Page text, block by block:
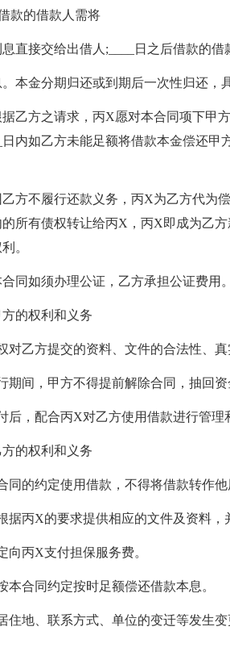
款的借款人需将
直接交给出借人;____日之后借款的
本金分期归还或到期后一次性归还，
乙方之请求，丙X愿对本合同项下甲
日内如乙方未能足额将借款本金偿还甲
方不履行还款义务，丙X为乙方代为
所有债权转让给丙X，丙X即成为乙
。
同如须办理公证，乙方承担公证费用。
的权利和义务
对乙方提交的资料、文件的合法性、真
期间，甲方不得提前解除合同，抽回资
后，配合丙X对乙方使用借款进行管理
的权利和义务
同的约定使用借款，不得将借款转作他
据丙X的要求提供相应的文件及资料，
向丙X支付担保服务费。
本合同约定按时足额偿还借款本息。
住地、联系方式、单位的变迁等发生